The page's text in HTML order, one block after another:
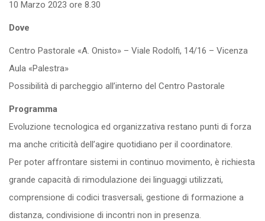
10 Marzo 2023 ore 8.30
Dove
Centro Pastorale «A. Onisto» – Viale Rodolfi, 14/16 – Vicenza
Aula «Palestra»
Possibilità di parcheggio all’interno del Centro Pastorale
Programma
Evoluzione tecnologica ed organizzativa restano punti di forza
ma anche criticità dell’agire quotidiano per il coordinatore.
Per poter affrontare sistemi in continuo movimento, è richiesta
grande capacità di rimodulazione dei linguaggi utilizzati,
comprensione di codici trasversali, gestione di formazione a
distanza, condivisione di incontri non in presenza.